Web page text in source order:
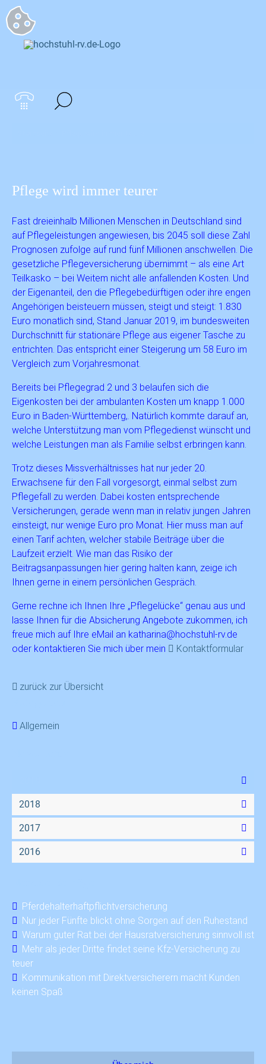
Pflege wird immer teurer
Fast dreieinhalb Millionen Menschen in Deutschland sind
auf Pflegeleistungen angewiesen, bis 2045 soll diese Zahl
Prognosen zufolge auf rund fünf Millionen anschwellen. Die
gesetzliche Pflegeversicherung übernimmt – als eine Art
Teilkasko – bei Weitem nicht alle anfallenden Kosten. Und
der Eigenanteil, den die Pflegebedürftigen oder ihre engen
Angehörigen beisteuern müssen, steigt und steigt: 1.830
Euro monatlich sind, Stand Januar 2019, im bundesweiten
Durchschnitt für stationäre Pflege aus eigener Tasche zu
entrichten. Das entspricht einer Steigerung um 58 Euro im
Vergleich zum Vorjahresmonat.
Bereits bei Pflegegrad 2 und 3 belaufen sich die
Eigenkosten bei der ambulanten Kosten um knapp 1.000
Euro in Baden-Württemberg,. Natürlich kommte darauf an,
welche Unterstützung man vom Pflegedienst wünscht und
welche Leistungen man als Familie selbst erbringen kann.
Trotz dieses Missverhältnisses hat nur jeder 20.
Erwachsene für den Fall vorgesorgt, einmal selbst zum
Pflegefall zu werden. Dabei kosten entsprechende
Versicherungen, gerade wenn man in relativ jungen Jahren
einsteigt, nur wenige Euro pro Monat. Hier muss man auf
einen Tarif achten, welcher stabile Beiträge über die
Laufzeit erzielt. Wie man das Risiko der
Beitragsanpassungen hier gering halten kann, zeige ich
Ihnen gerne in einem persönlichen Gespräch.
Gerne rechne ich Ihnen Ihre „Pflegelücke“ genau aus und
lasse Ihnen für die Absicherung Angebote zukommen, ich
freue mich auf Ihre eMail an katharina@hochstuhl-rv.de
oder kontaktieren Sie mich über mein
Kontaktformular
zurück zur Übersicht
Allgemein
2018
2017
2016
Pferdehalterhaftpflichtversicherung
Nur jeder Fünfte blickt ohne Sorgen auf den Ruhestand
Warum guter Rat bei der Hausratversicherung sinnvoll ist
Mehr als jeder Dritte findet seine Kfz-Versicherung zu
teuer
Kommunikation mit Direktversicherern macht Kunden
keinen Spaß